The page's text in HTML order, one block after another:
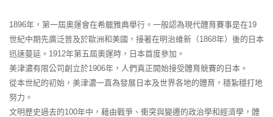
1896年，第一屆奧運會在希臘雅典舉行。一般認為現代體育賽事是在19
世紀中期先廣泛普及於歐洲和美國，接著在明治維新（1868年）後的日本
迅速蔓延。1912年第五屆奧運時，日本首度參加。
美津濃有限公司創立於1906年，人們真正開始接受體育競賽的日本。
從本世紀的初始，美津濃一直為發展日本及世界各地的體育，穩紮穩打地
努力。
文明歷史過去的100年中，藉由戰爭、衝突與變遷的政治學和經濟學，體